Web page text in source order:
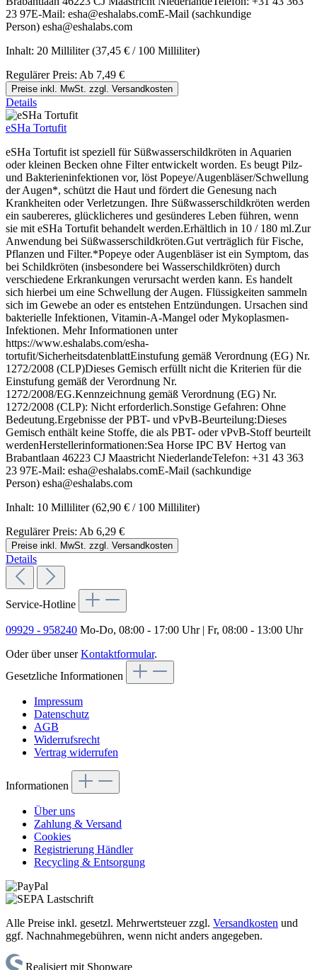
23 97E-Mail: esha@eshalabs.comE-Mail (sachkundige
Person) esha@eshalabs.com
Inhalt: 20 Milliliter(37,45 € / 100 Milliliter)
Regulärer Preis: Ab 7,49 €
Preise inkl. MwSt. zzgl. Versandkosten
Details
eSHa Tortufit
eSHa Tortufit ist speziell für Süßwasserschildkröten in Aquarien
oder kleinen Becken ohne Filter entwickelt worden. Es beugt Pilz-
und Bakterieninfektionen vor, löst Popeye/Augenbläser/Schwellung
der Augen*, schützt die Haut und fördert die Genesung nach
Krankheiten oder Verletzungen. Ihre Süßwasserschildkröten werden
ein saubereres, glücklicheres und gesünderes Leben führen, wenn
sie mit eSHa Tortufit behandelt werden.Erhältlich in 10 / 180 ml.Zur
Anwendung bei Süßwasserschildkröten.Gut verträglich für Fische,
Pflanzen und Filter.*Popeye oder Augenbläser ist ein Symptom, das
bei Schildkröten (insbesondere bei Wasserschildkröten) durch
verschiedene Erkrankungen verursacht werden kann. Es handelt
sich hierbei um eine Schwellung der Augen. Flüssigkeiten sammeln
sich im Gewebe an oder es entstehen Entzündungen. Ursachen sind
bakterielle Infektionen, Vitamin-A-Mangel oder Mykoplasmen-
Infektionen. Mehr Informationen unter
https://www.eshalabs.com/esha-
tortufit/SicherheitsdatenblattEinstufung gemäß Verordnung (EG) Nr.
1272/2008 (CLP)Dieses Gemisch erfüllt nicht die Kriterien für die
Einstufung gemäß der Verordnung Nr.
1272/2008/EG.Kennzeichnung gemäß Verordnung (EG) Nr.
1272/2008 (CLP): Nicht erforderlich.Sonstige Gefahren: Ohne
Bedeutung.Ergebnisse der PBT- und vPvB-Beurteilung:Dieses
Gemisch enthält keine Stoffe, die als PBT- oder vPvB-Stoff beurteilt
werdenHerstellerinformationen:Sea Horse IPC BV Hertog van
Brabantlaan 46223 CJ Maastricht NiederlandeTelefon: +31 43 363
23 97E-Mail: esha@eshalabs.comE-Mail (sachkundige
Person) esha@eshalabs.com
Inhalt: 10 Milliliter(62,90 € / 100 Milliliter)
Regulärer Preis: Ab 6,29 €
Preise inkl. MwSt. zzgl. Versandkosten
Details
Service-Hotline
09929 - 958240 Mo-Do, 08:00 - 17:00 Uhr | Fr, 08:00 - 13:00 Uhr
Oder über unserKontaktformular.
Gesetzliche Informationen
Impressum
Datenschutz
AGB
Widerrufsrecht
Vertrag widerrufen
Informationen
Über uns
Zahlung & Versand
Cookies
Registrierung Händler
Recycling & Entsorgung
Alle Preise inkl. gesetzl. Mehrwertsteuer zzgl. Versandkosten und
ggf. Nachnahmegebühren, wenn nicht anders angegeben.
Realisiert mit Shopware